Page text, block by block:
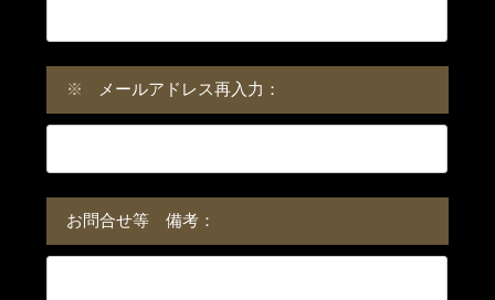
※ メールアドレス再入力：
お問合せ等 備考：